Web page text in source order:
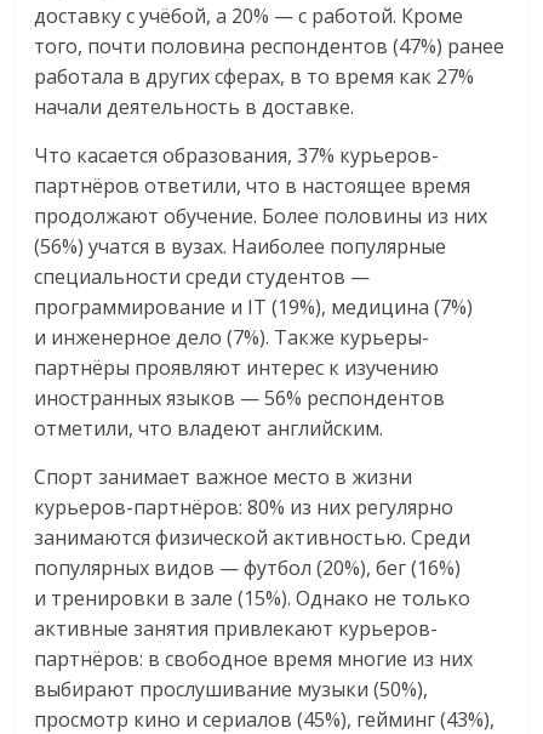
доставку с учёбой, а 20% — с работой. Кроме
того, почти половина респондентов (47%) ранее
работала в других сферах, в то время как 27%
начали деятельность в доставке.
Что касается образования, 37% курьеров-
партнёров ответили, что в настоящее время
продолжают обучение. Более половины из них
(56%) учатся в вузах. Наиболее популярные
специальности среди студентов —
программирование и IT (19%), медицина (7%)
и инженерное дело (7%). Также курьеры-
партнёры проявляют интерес к изучению
иностранных языков — 56% респондентов
отметили, что владеют английским.
Спорт занимает важное место в жизни
курьеров-партнёров: 80% из них регулярно
занимаются физической активностью. Среди
популярных видов — футбол (20%), бег (16%)
и тренировки в зале (15%). Однако не только
активные занятия привлекают курьеров-
партнёров: в свободное время многие из них
выбирают прослушивание музыки (50%),
просмотр кино и сериалов (45%), гейминг (43%),